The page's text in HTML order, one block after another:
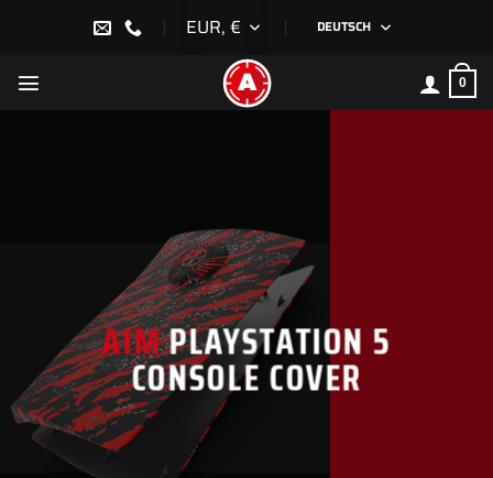
EUR, € DEUTSCH
0
AIMPLAYSTATION 5
CONSOLE COVER